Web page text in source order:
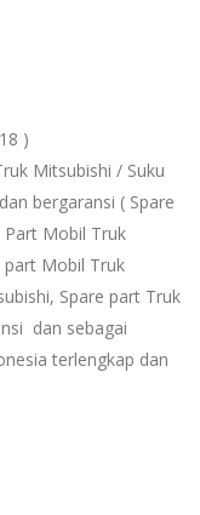
)
Mitsubishi / Suku
bergaransi ( Spare
Part Mobil Truk
part Mobil Truk
Spare part Truk
dan sebagai
terlengkap dan